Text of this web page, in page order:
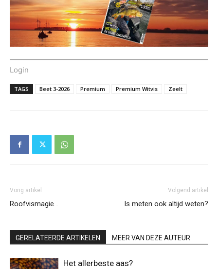
Login
TAGS Beet 3-2026 Premium Premium Witvis Zeelt
Vorig artikel
Roofvismagie…
Volgend artikel
Is meten ook altijd weten?
GERELATEERDE ARTIKELEN MEER VAN DEZE AUTEUR
Het allerbeste aas?